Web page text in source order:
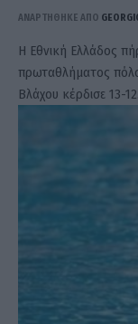
ΑΝΑΡΤΗΘΗΚΕ ΑΠΟ
Η Εθνική Ελλάδος
πρωταθλήματος
Βλάχου κέρδισε 13-